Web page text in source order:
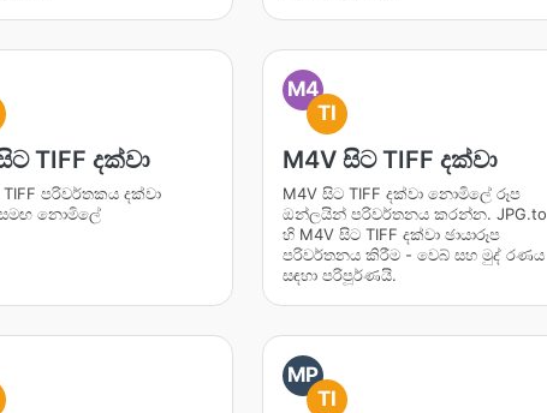
TIFF දක්වා
TIFF පරිවර්තකය දක්වා
සමඟ නොමිලේ
M4
TI
M4V සිට TIFF දක්වා
M4V සිට TIFF දක්වා නොමිලේ රූප
ඔන්ලයින් පරිවර්තනය කරන්න. JPG.to
හි M4V සිට TIFF දක්වා ඡායාරූප
පරිවර්තනය කිරීම - වෙබ් සහ මුද් රණය
සඳහා පරිපූර්ණයි.
MP
TI